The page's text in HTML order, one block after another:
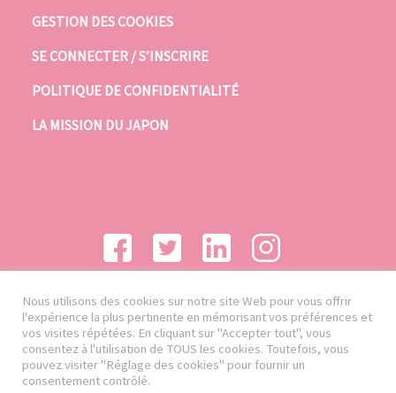
GESTION DES COOKIES
SE CONNECTER / S’INSCRIRE
POLITIQUE DE CONFIDENTIALITÉ
LA MISSION DU JAPON
Nous utilisons des cookies sur notre site Web pour vous offrir
l'expérience la plus pertinente en mémorisant vos préférences et
vos visites répétées. En cliquant sur "Accepter tout", vous
consentez à l'utilisation de TOUS les cookies. Toutefois, vous
pouvez visiter "Réglage des cookies" pour fournir un
consentement contrôlé.